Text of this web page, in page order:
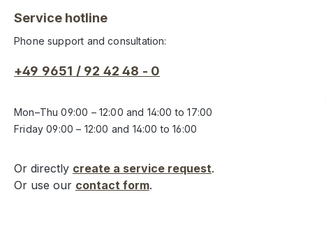
Service hotline
Phone support and consultation:
+49 9651 / 92 42 48 - 0
Mon–Thu 09:00 – 12:00 and 14:00 to 17:00
Friday 09:00 – 12:00 and 14:00 to 16:00
Or directly create a service request.
Or use our contact form.